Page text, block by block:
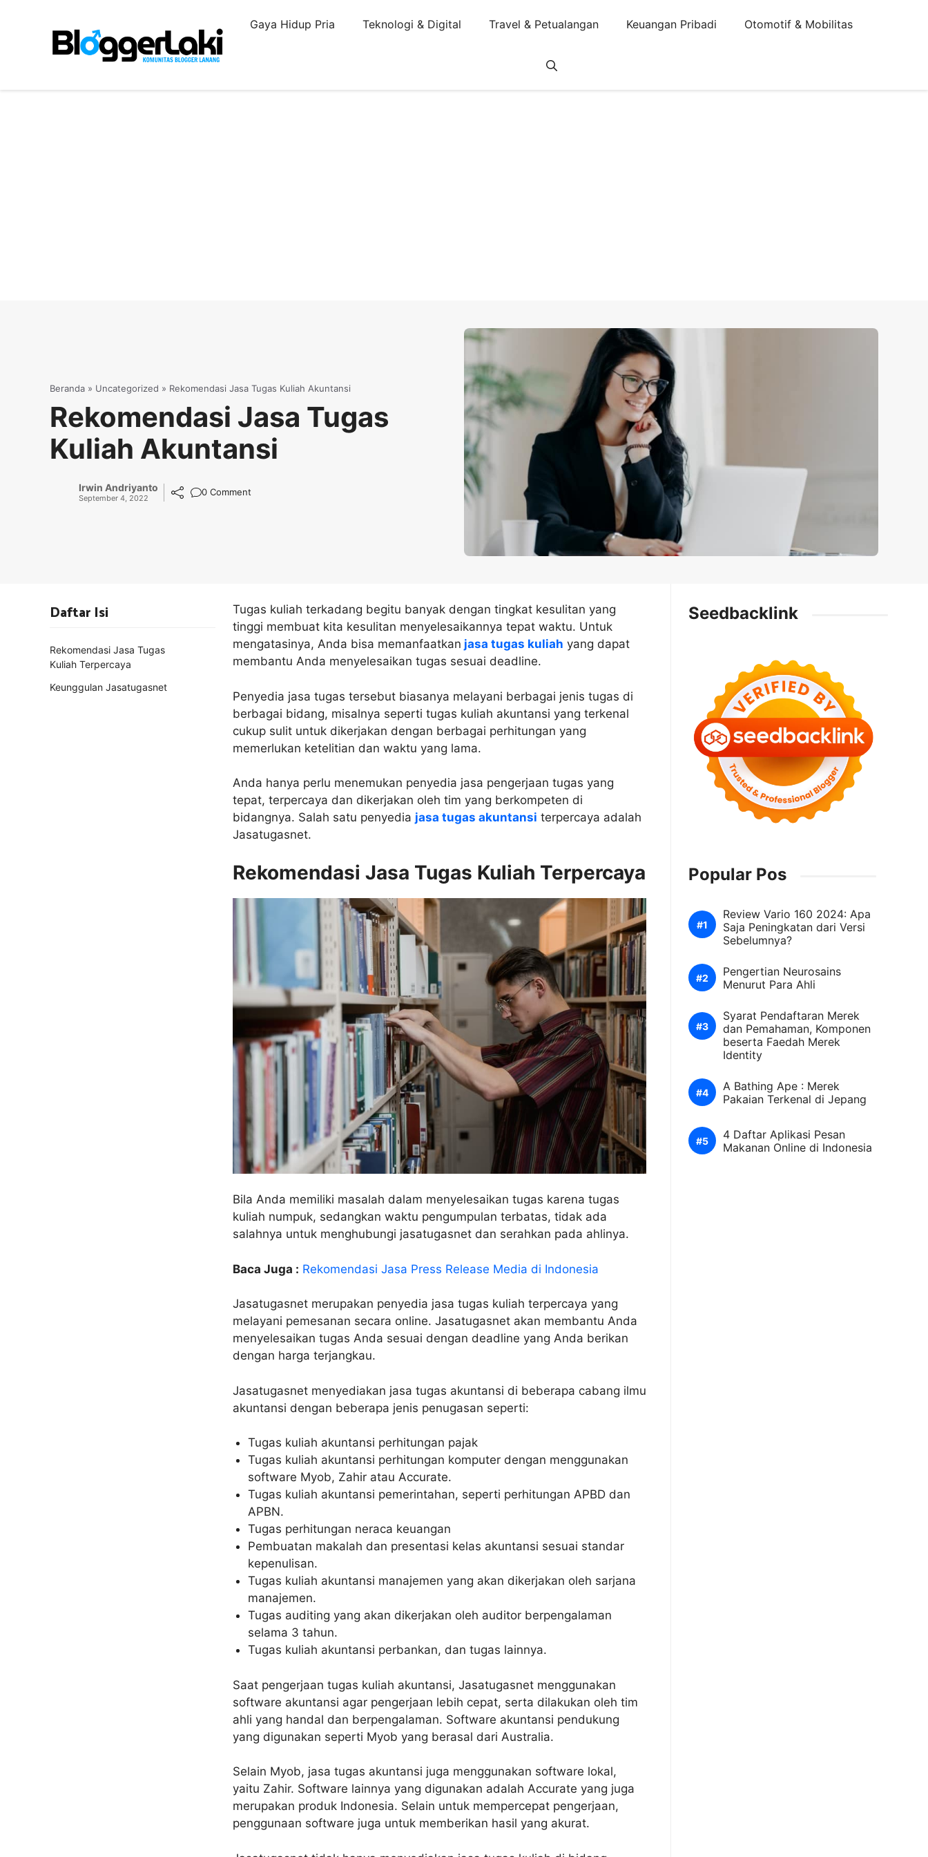
Gaya Hidup Pria Teknologi & Digital Travel & Petualangan Keuangan Pribadi Otomotif & Mobilitas
Beranda » Uncategorized » Rekomendasi Jasa Tugas Kuliah Akuntansi
Rekomendasi Jasa Tugas
Kuliah Akuntansi
Irwin Andriyanto
September 4, 2022
0 Comment
Tugas kuliah terkadang begitu banyak dengan tingkat kesulitan yang
tinggi membuat kita kesulitan menyelesaikannya tepat waktu. Untuk
mengatasinya, Anda bisa memanfaatkan jasa tugas kuliah yang dapat
membantu Anda menyelesaikan tugas sesuai deadline.
Penyedia jasa tugas tersebut biasanya melayani berbagai jenis tugas di
berbagai bidang, misalnya seperti tugas kuliah akuntansi yang terkenal
cukup sulit untuk dikerjakan dengan berbagai perhitungan yang
memerlukan ketelitian dan waktu yang lama.
Anda hanya perlu menemukan penyedia jasa pengerjaan tugas yang
tepat, terpercaya dan dikerjakan oleh tim yang berkompeten di
bidangnya. Salah satu penyedia jasa tugas akuntansi terpercaya adalah
Jasatugasnet.
Rekomendasi Jasa Tugas Kuliah Terpercaya
Bila Anda memiliki masalah dalam menyelesaikan tugas karena tugas
kuliah numpuk, sedangkan waktu pengumpulan terbatas, tidak ada
salahnya untuk menghubungi jasatugasnet dan serahkan pada ahlinya.
Baca Juga : Rekomendasi Jasa Press Release Media di Indonesia
Jasatugasnet merupakan penyedia jasa tugas kuliah terpercaya yang
melayani pemesanan secara online. Jasatugasnet akan membantu Anda
menyelesaikan tugas Anda sesuai dengan deadline yang Anda berikan
dengan harga terjangkau.
Jasatugasnet menyediakan jasa tugas akuntansi di beberapa cabang ilmu
akuntansi dengan beberapa jenis penugasan seperti:
Tugas kuliah akuntansi perhitungan pajak
Tugas kuliah akuntansi perhitungan komputer dengan menggunakan
software Myob, Zahir atau Accurate.
Tugas kuliah akuntansi pemerintahan, seperti perhitungan APBD dan
APBN.
Tugas perhitungan neraca keuangan
Pembuatan makalah dan presentasi kelas akuntansi sesuai standar
kepenulisan.
Tugas kuliah akuntansi manajemen yang akan dikerjakan oleh sarjana
manajemen.
Tugas auditing yang akan dikerjakan oleh auditor berpengalaman
selama 3 tahun.
Tugas kuliah akuntansi perbankan, dan tugas lainnya.
Saat pengerjaan tugas kuliah akuntansi, Jasatugasnet menggunakan
software akuntansi agar pengerjaan lebih cepat, serta dilakukan oleh tim
ahli yang handal dan berpengalaman. Software akuntansi pendukung
yang digunakan seperti Myob yang berasal dari Australia.
Selain Myob, jasa tugas akuntansi juga menggunakan software lokal,
yaitu Zahir. Software lainnya yang digunakan adalah Accurate yang juga
merupakan produk Indonesia. Selain untuk mempercepat pengerjaan,
penggunaan software juga untuk memberikan hasil yang akurat.
Daftar Isi
Rekomendasi Jasa Tugas
Kuliah Terpercaya
Keunggulan Jasatugasnet
Seedbacklink
Popular Pos
Review Vario 160 2024: Apa
Saja Peningkatan dari Versi
Sebelumnya?
Pengertian Neurosains
Menurut Para Ahli
Syarat Pendaftaran Merek
dan Pemahaman, Komponen
beserta Faedah Merek
Identity
A Bathing Ape : Merek
Pakaian Terkenal di Jepang
4 Daftar Aplikasi Pesan
Makanan Online di Indonesia